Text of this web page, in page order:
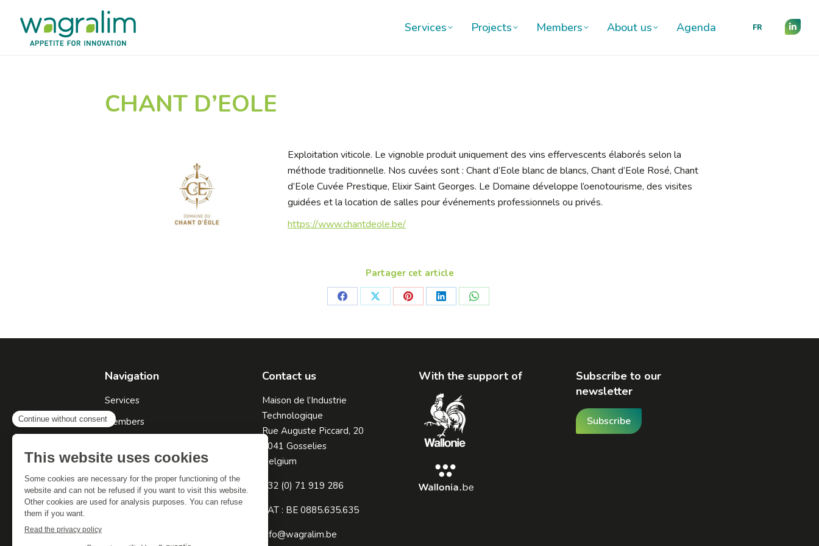
Services Projects Members About us Agenda FR
CHANT D’EOLE
Exploitation viticole. Le vignoble produit uniquement des vins effervescents élaborés selon la
méthode traditionnelle. Nos cuvées sont : Chant d’Eole blanc de blancs, Chant d’Eole Rosé, Chant
d’Eole Cuvée Prestique, Elixir Saint Georges. Le Domaine développe l’oenotourisme, des visites
guidées et la location de salles pour événements professionnels ou privés.
https://www.chantdeole.be/
Partager cet article
Share
Facebook
Share
X
Share
Pinterest
Share
LinkedIn
Share
WhatsApp
Navigation
Services
Members
Resources
Contact
Contact us
Maison de l’Industrie
Technologique
Rue Auguste Piccard, 20
6041 Gosselies
Belgium
+32 (0) 71 919 286
VAT : BE 0885.635.635
info@wagralim.be
With the support of
Subscribe to our
newsletter
Subscribe
Services Projects Members About us Agenda FR